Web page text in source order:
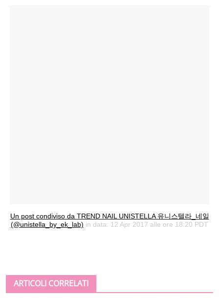
Un post condiviso da TREND NAIL UNISTELLA 유니스텔라_네일
(@unistella_by_ek_lab) in data: 12 Apr 2017 alle ore 18:20 PDT
ARTICOLI CORRELATI